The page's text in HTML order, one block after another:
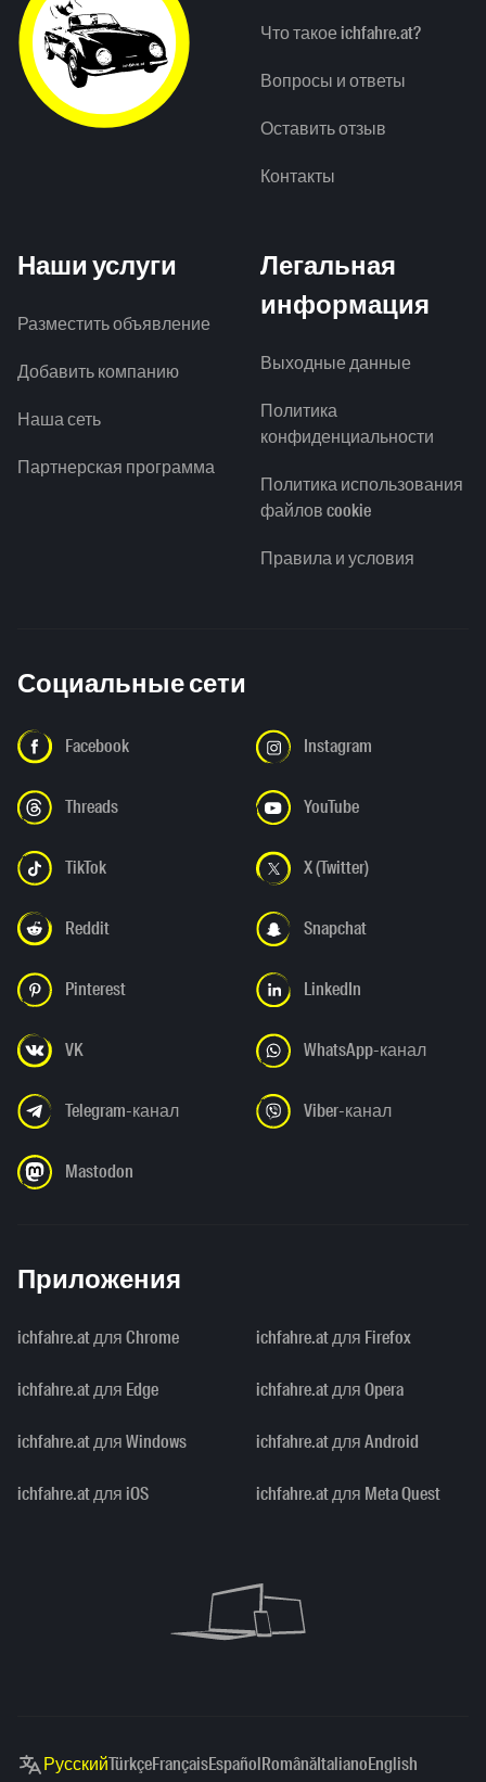
Что такое ichfahre.at?
Вопросы и ответы
Оставить отзыв
Контакты
Наши услуги
Разместить объявление
Добавить компанию
Наша сеть
Партнерская программа
Легальная
информация
Выходные данные
Политика
конфиденциальности
Политика использования
файлов cookie
Правила и условия
Социальные сети
Facebook Instagram
Threads YouTube
TikTok X (Twitter)
Reddit Snapchat
Pinterest LinkedIn
VK WhatsApp-канал
Telegram-канал Viber-канал
Mastodon
Приложения
ichfahre.at для Chrome ichfahre.at для Firefox
ichfahre.at для Edge ichfahre.at для Opera
ichfahre.at для Windows ichfahre.at для Android
ichfahre.at для iOS ichfahre.at для Meta Quest
РусскийTürkçeFrançaisEspañolRomânăItalianoEnglish